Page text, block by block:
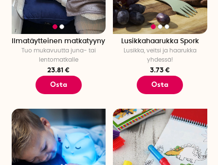
Ilmatäytteinen matkatyyny
Tuo mukavuutta juna- tai
lentomatkalle
23.81 €
Osta
Lusikkahaarukka Spork
Lusikka, veitsi ja haarukka
yhdessä!
3.73 €
Osta